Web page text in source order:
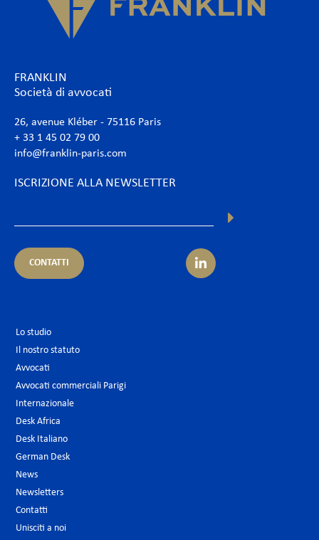
FRANKLIN
Società di avvocati
26, avenue Kléber - 75116 Paris
+ 33 1 45 02 79 00
info@franklin-paris.com
ISCRIZIONE ALLA NEWSLETTER
CONTATTI
Lo studio
Il nostro statuto
Avvocati
Avvocati commerciali Parigi
Internazionale
Desk Africa
Desk Italiano
German Desk
News
Newsletters
Contatti
Unisciti a noi